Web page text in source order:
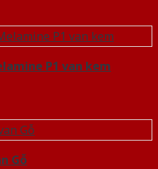
P1 van kem
Gỗ